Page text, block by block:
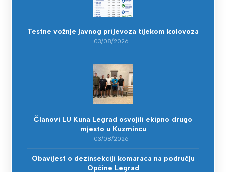
Testne vožnje javnog prijevoza tijekom kolovoza
03/08/2026
Članovi LU Kuna Legrad osvojili ekipno drugo
mjesto u Kuzmincu
03/08/2026
Obavijest o dezinsekciji komaraca na području
Općine Legrad